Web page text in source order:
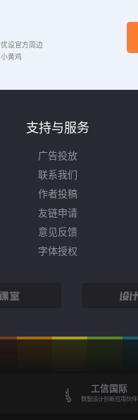
优设官方周边
小黄鸡
支持与服务
广告投放
联系我们
作者投稿
友链申请
意见反馈
字体授权
工信国际
数智设计创新应用伙伴